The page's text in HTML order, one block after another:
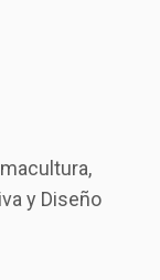
y Diseño